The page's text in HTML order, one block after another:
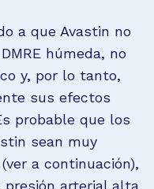
a que Avastin no
húmeda, no
y, por lo tanto,
sus efectos
probable que los
sean muy
a continuación),
presión arterial alta